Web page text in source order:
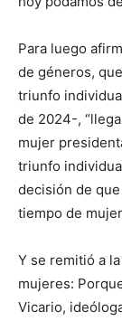
Para luego
de géneros,
triunfo
de 2024-,
mujer
triunfo
decisión de
tiempo de
Y se remitió a
mujeres:
Vicario,